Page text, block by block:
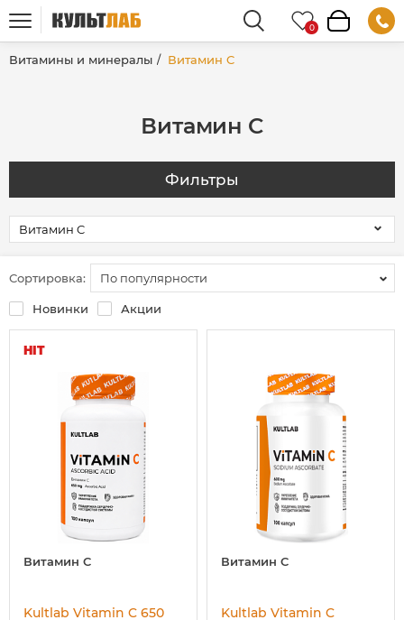
Витамины и минералы Витамин C
Витамин C
Фильтры
Сортировка: По популярности
Новинки Акции
Витамин C
Kultlab Vitamin C 650
HIT
Витамин C
Kultlab Vitamin C